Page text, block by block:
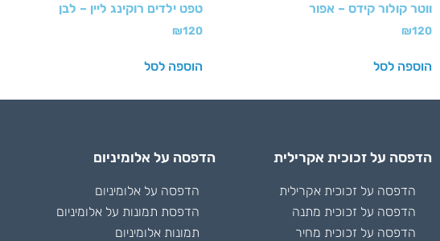
ווטר קולור קידס – אפור
₪120
הוספה לסל
טפט ילדים רוקינג ליין – לבן
₪120
הוספה לסל
הדפסה על זכוכית אקרילית
הדפסה על זכוכית אקרילית
הדפסה על זכוכית מתנה
הדפסה על זכוכית מחיר
הדפסה על אלומיניום
הדפסה על אלומיניום
הדפסת תמונות על אלומיניום
תמונות אלומיניום